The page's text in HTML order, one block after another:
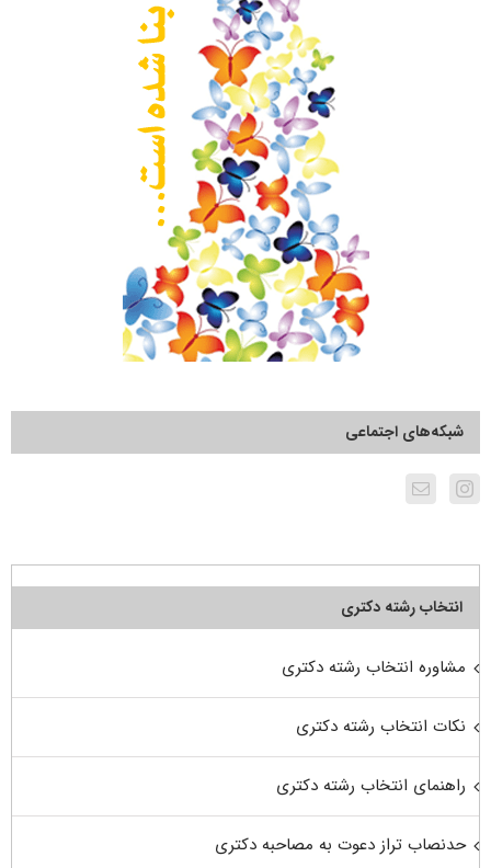
شبکه‌های اجتماعی
انتخاب رشته دکتری
مشاوره انتخاب رشته دکتری
نکات انتخاب رشته دکتری
راهنمای انتخاب رشته دکتری
حدنصاب تراز دعوت به مصاحبه دکتری